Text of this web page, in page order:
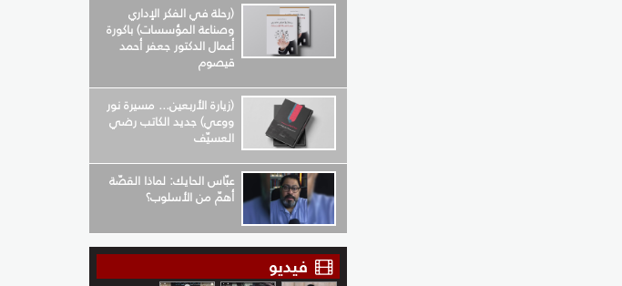
(رحلة في الفكر الإداري
وصناعة المؤسسات) باكورة
أعمال الدكتور جعفر أحمد
قيصوم
(زيارة الأربعين... مسيرة نور
ووعي) جديد الكاتب رضي
العسيّف
عبّاس الحايك: لماذا القصّة
أهمّ من الأسلوب؟
فيديو